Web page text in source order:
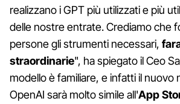
realizzano i GPT più utilizzati e più
delle nostre entrate. Crediamo che
persone gli strumenti necessari,
straordinarie", ha spiegato il Ceo
modello è familiare, e infatti il nuovo
OpenAI sarà molto simile all'App